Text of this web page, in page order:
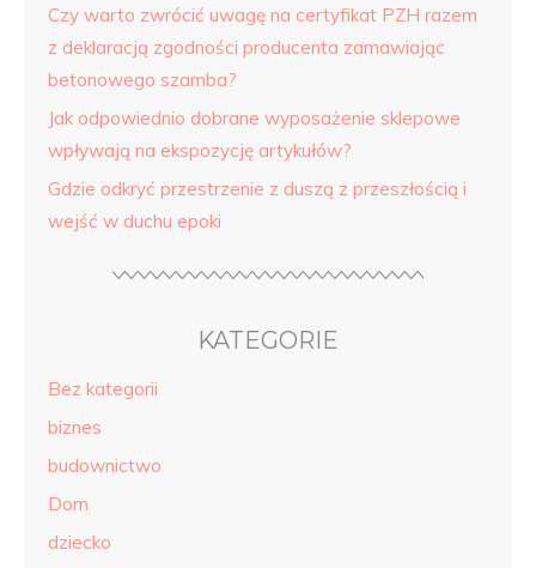
Czy warto zwrócić uwagę na certyfikat PZH razem
z deklaracją zgodności producenta zamawiając
betonowego szamba?
Jak odpowiednio dobrane wyposażenie sklepowe
wpływają na ekspozycję artykułów?
Gdzie odkryć przestrzenie z duszą z przeszłością i
wejść w duchu epoki
KATEGORIE
Bez kategorii
biznes
budownictwo
Dom
dziecko